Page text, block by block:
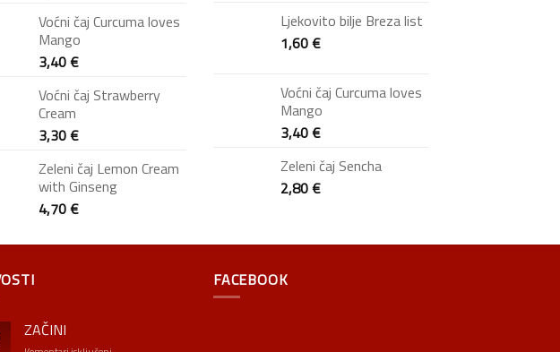
Voćni čaj Curcuma loves
Mango
3,40€
Voćni čaj Strawberry
Cream
3,30€
Zeleni čaj Lemon Cream
with Ginseng
4,70€
Ljekovito bilje Breza list
1,60€
Voćni čaj Curcuma loves
Mango
3,40€
Zeleni čaj Sencha
2,80€
ZAČINI
FACEBOOK